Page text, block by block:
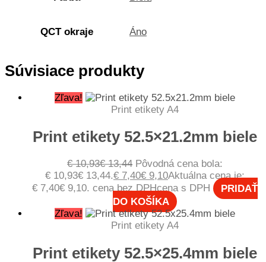
QCT okraje Áno
Súvisiace produkty
Zľava!
Print etikety A4
Print etikety 52.5×21.2mm biele
€10,93€13,44 Pôvodná cena bola:
€ 10,93€ 13,44.€ 7,40€ 9,10Aktuálna cena je:
€ 7,40€ 9,10. cena bez DPHcena s DPH
PRIDAŤ
DO KOŠÍKA
Zľava!
Print etikety A4
Print etikety 52.5×25.4mm biele